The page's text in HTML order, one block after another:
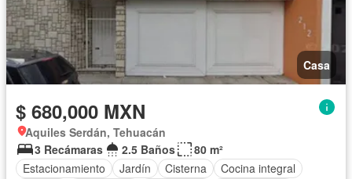
Casa
$ 680,000 MXN
Aquiles Serdán, Tehuacán
3 Recámaras
2.5 Baños
80 m²
Estacionamiento
Jardín Cisterna
Cocina integral